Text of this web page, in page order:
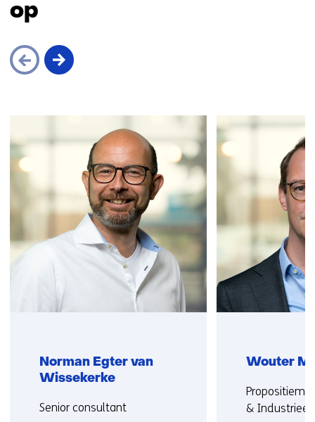
u
v
e
s
e
r
)
op
(Neem
contact
met
ons
op)
Norman Egter van
Wissekerke
Functie:
Senior consultant
Wouter
Functie:
& Industrieel